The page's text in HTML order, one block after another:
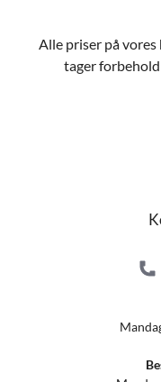
Alle priser på vores
tager